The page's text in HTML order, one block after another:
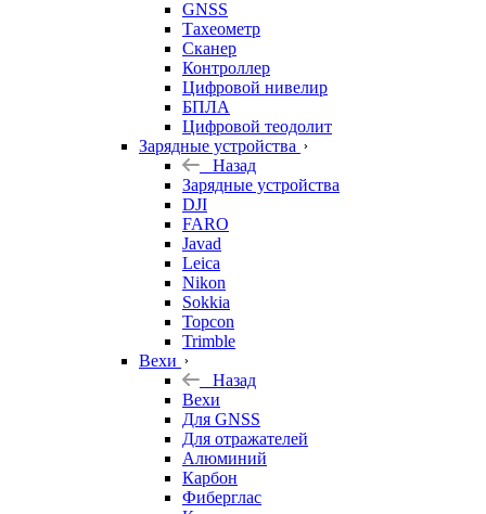
GNSS
Тахеометр
Сканер
Контроллер
Цифровой нивелир
БПЛА
Цифровой теодолит
Зарядные устройства
Назад
Зарядные устройства
DJI
FARO
Javad
Leica
Nikon
Sokkia
Topcon
Trimble
Вехи
Назад
Вехи
Для GNSS
Для отражателей
Алюминий
Карбон
Фиберглас